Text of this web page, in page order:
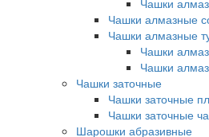
Чашки
Чашки алмазные
Чашки алмазные
Чашки
Чашки
Чашки заточные
Чашки заточные
Чашки заточные
Шарошки абразивные